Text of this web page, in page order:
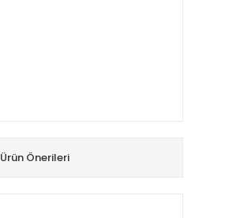
Ürün Önerileri